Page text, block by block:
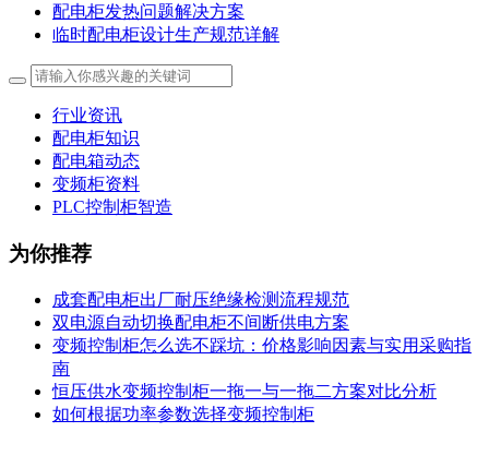
配电柜发热问题解决方案
临时配电柜设计生产规范详解
行业资讯
配电柜知识
配电箱动态
变频柜资料
PLC控制柜智造
为你推荐
成套配电柜出厂耐压绝缘检测流程规范
双电源自动切换配电柜不间断供电方案
变频控制柜怎么选不踩坑：价格影响因素与实用采购指
南
恒压供水变频控制柜一拖一与一拖二方案对比分析
如何根据功率参数选择变频控制柜